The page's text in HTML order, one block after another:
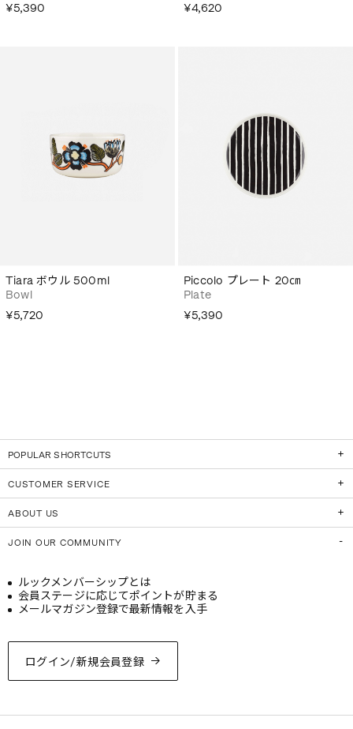
¥5,390
¥4,620
Tiara ボウル 500ml
Bowl
¥5,720
Piccolo プレート 20㎝
Plate
¥5,390
POPULAR SHORTCUTS
CUSTOMER SERVICE
ABOUT US
JOIN OUR COMMUNITY
ログイン/新規会員登録
ルックメンバーシップとは
会員ステージに応じてポイントが貯まる
メールマガジン登録で最新情報を入手